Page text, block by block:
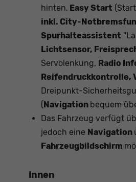
hinten, Easy Start
inkl. City-
Spurhalteassistent
Lichtsensor,
Servolenkung, Radio
Reifendruckkontrolle,
Dreipunkt-
(Navigation bequem
Das Fahrzeug verfügt
jedoch eine Navigation
Fahrzeugbildschirm
Innen